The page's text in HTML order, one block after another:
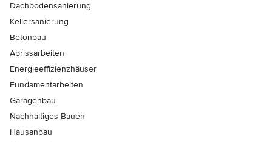
Dachbodensanierung
Kellersanierung
Betonbau
Abrissarbeiten
Energieeffizienzhäuser
Fundamentarbeiten
Garagenbau
Nachhaltiges Bauen
Hausanbau